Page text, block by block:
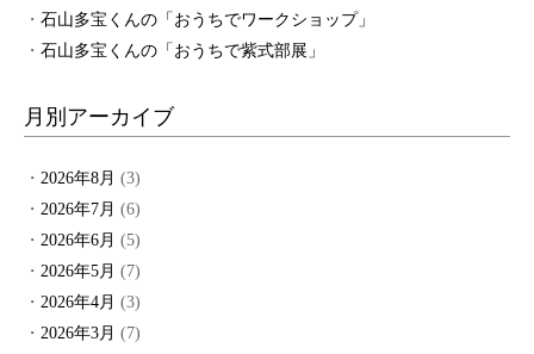
石山多宝くんの「おうちでワークショップ」
石山多宝くんの「おうちで紫式部展」
月別アーカイブ
2026年8月 (3)
2026年7月 (6)
2026年6月 (5)
2026年5月 (7)
2026年4月 (3)
2026年3月 (7)